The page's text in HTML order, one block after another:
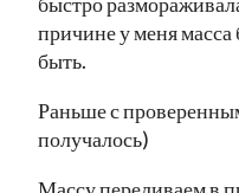
причине у меня масса
быть.
Раньше с
получалось)